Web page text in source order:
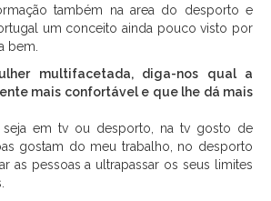
também na area do desporto e
um conceito ainda pouco visto por
bem.
multifacetada, diga-nos qual a
mais confortável e que lhe dá mais
em tv ou desporto, na tv gosto de
gostam do meu trabalho, no desporto
as pessoas a ultrapassar os seus limites